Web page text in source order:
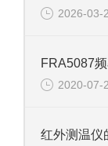
2026-03-
2020-07-
红外测温仪